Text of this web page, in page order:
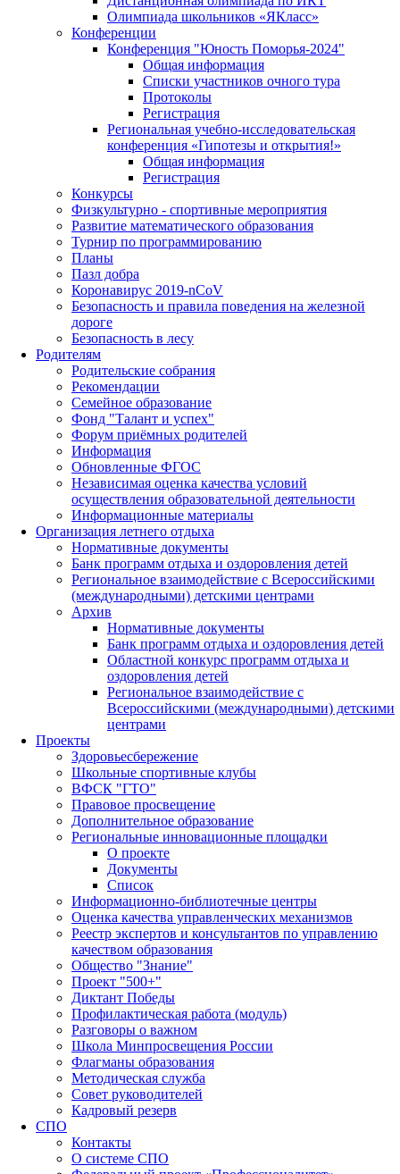
Олимпиада школьников «ЯКласс»
Конференции
Конференция "Юность Поморья-2024"
Общая информация
Списки участников очного тура
Протоколы
Регистрация
Региональная учебно-исследовательская
конференция «Гипотезы и открытия!»
Общая информация
Регистрация
Конкурсы
Физкультурно - спортивные мероприятия
Развитие математического образования
Турнир по программированию
Планы
Пазл добра
Коронавирус 2019-nCoV
Безопасность и правила поведения на железной
дороге
Безопасность в лесу
Родителям
Родительские собрания
Рекомендации
Семейное образование
Фонд "Талант и успех"
Форум приёмных родителей
Информация
Обновленные ФГОС
Независимая оценка качества условий
осуществления образовательной деятельности
Информационные материалы
Организация летнего отдыха
Нормативные документы
Банк программ отдыха и оздоровления детей
Региональное взаимодействие с Всероссийскими
(международными) детскими центрами
Архив
Нормативные документы
Банк программ отдыха и оздоровления детей
Областной конкурс программ отдыха и
оздоровления детей
Региональное взаимодействие с
Всероссийскими (международными) детскими
центрами
Проекты
Здоровьесбережение
Школьные спортивные клубы
ВФСК "ГТО"
Правовое просвещение
Дополнительное образование
Региональные инновационные площадки
О проекте
Документы
Список
Информационно-библиотечные центры
Оценка качества управленческих механизмов
Реестр экспертов и консультантов по управлению
качеством образования
Общество "Знание"
Проект "500+"
Диктант Победы
Профилактическая работа (модуль)
Разговоры о важном
Школа Минпросвещения России
Флагманы образования
Методическая служба
Совет руководителей
Кадровый резерв
СПО
Контакты
О системе СПО